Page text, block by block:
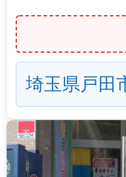
埼玉県戸田